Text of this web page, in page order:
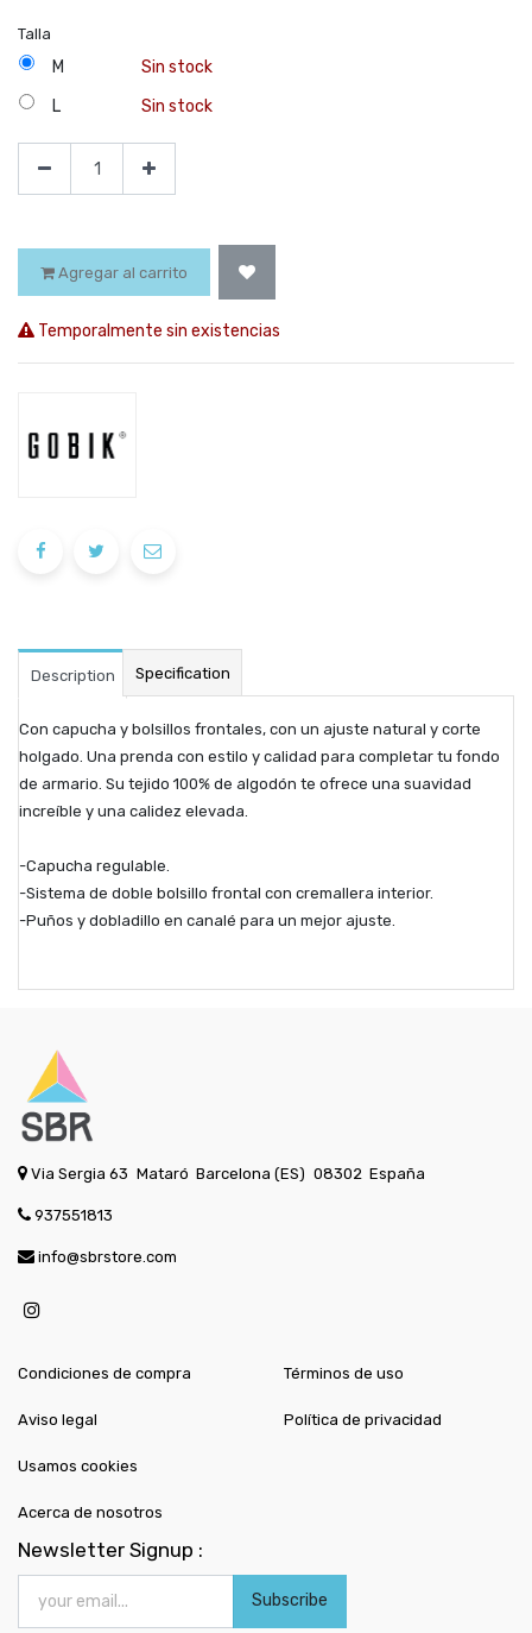
Talla
M
Sin stock
L
Sin stock
Agregar al carrito
Temporalmente sin existencias
Description Specification
Con capucha y bolsillos frontales, con un ajuste natural y corte
holgado. Una prenda con estilo y calidad para completar tu fondo
de armario. Su tejido 100% de algodón te ofrece una suavidad
increíble y una calidez elevada.
-Capucha regulable.
-Sistema de doble bolsillo frontal con cremallera interior.
-Puños y dobladillo en canalé para un mejor ajuste.
Via Sergia 63 Mataró Barcelona (ES) 08302 España
937551813
info@sbrstore.com
Condiciones de compra
Aviso legal
Términos de uso
Política de privacidad
Usamos cookies
Acerca de nosotros
Newsletter Signup :
Subscribe